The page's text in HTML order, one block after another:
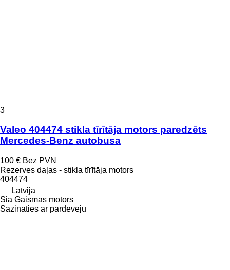
3
Valeo 404474 stikla tīrītāja motors paredzēts
Mercedes-Benz autobusa
100 € Bez PVN
Rezerves daļas - stikla tīrītāja motors
404474
Latvija
Sia Gaismas motors
Sazināties ar pārdevēju